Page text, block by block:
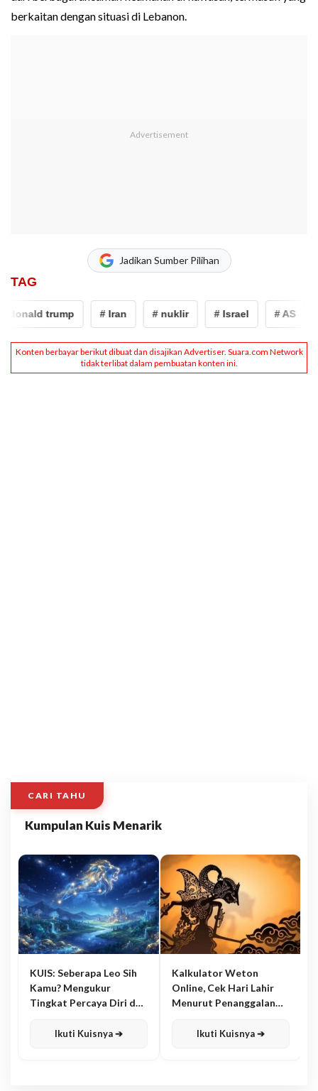
berkaitan dengan situasi di Lebanon.
Jadikan Sumber Pilihan
TAG
trump # Iran # nuklir # Israel # AS
CARI TAHU
Kumpulan Kuis Menarik
KUIS: Seberapa Leo Sih
Kamu? Mengukur
Tingkat Percaya Diri dan
Ikuti Kuisnya ➔
Kalkulator Weton
Online, Cek Hari Lahir
Menurut Penanggalan
Ikuti Kuisnya ➔